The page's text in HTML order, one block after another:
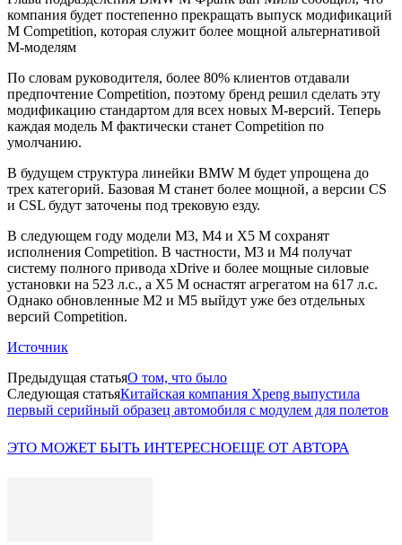
компания будет постепенно прекращать выпуск модификаций
M Competition, которая служит более мощной альтернативой
M-моделям
По словам руководителя, более 80% клиентов отдавали
предпочтение Competition, поэтому бренд решил сделать эту
модификацию стандартом для всех новых M-версий. Теперь
каждая модель M фактически станет Competition по
умолчанию.
В будущем структура линейки BMW M будет упрощена до
трех категорий. Базовая M станет более мощной, а версии CS
и CSL будут заточены под трековую езду.
В следующем году модели M3, M4 и X5 M сохранят
исполнения Competition. В частности, M3 и M4 получат
систему полного привода xDrive и более мощные силовые
установки на 523 л.с., а X5 M оснастят агрегатом на 617 л.с.
Однако обновленные M2 и M5 выйдут уже без отдельных
версий Competition.
Источник
Предыдущая статьяО том, что было
Следующая статьяКитайская компания Xpeng выпустила
первый серийный образец автомобиля с модулем для полетов
ЭТО МОЖЕТ БЫТЬ ИНТЕРЕСНОЕЩЕ ОТ АВТОРА